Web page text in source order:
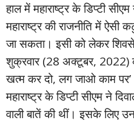
हाल में महाराष्ट्र के डिप्टी
महाराष्ट्र की राजनीति में
जा सकता। इसी को लेकर
शुक्रवार (28 अक्टूबर, 2022)
खत्‍म कर दो, लग जाओ काम
महाराष्ट्र के डिप्टी सीएम ने
वाली बातें की थीं। इसके लिए